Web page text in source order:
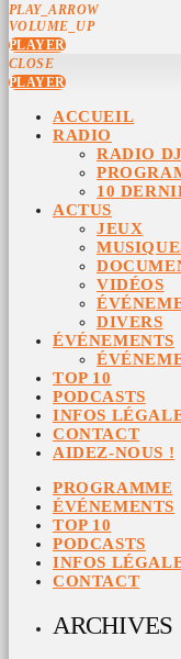
PLAY_ARROW
VOLUME_UP
PLAYER
CLOSE
PLAYER
ACCUEIL
RADIO
RADIO
10
ACTUS
JEUX
VIDÉOS
DIVERS
ÉVÉNEMENTS
TOP 10
PODCASTS
INFOS
CONTACT
AIDEZ-NOUS !
PROGRAMME
ÉVÉNEMENTS
TOP 10
PODCASTS
INFOS
CONTACT
ARCHIVES